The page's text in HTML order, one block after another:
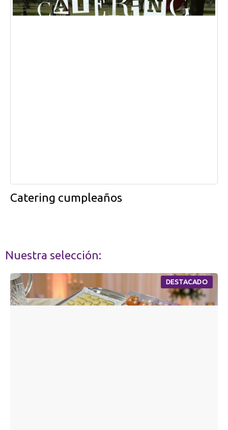
Catering cumpleaños
Nuestra selección:
DESTACADO